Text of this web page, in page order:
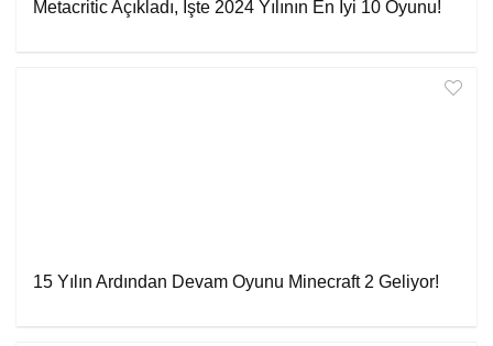
Metacritic Açıkladı, İşte 2024 Yılının En İyi 10 Oyunu!
15 Yılın Ardından Devam Oyunu Minecraft 2 Geliyor!